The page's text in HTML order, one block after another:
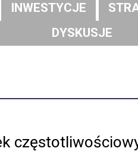
INWESTYCJE
DYSKUSJE